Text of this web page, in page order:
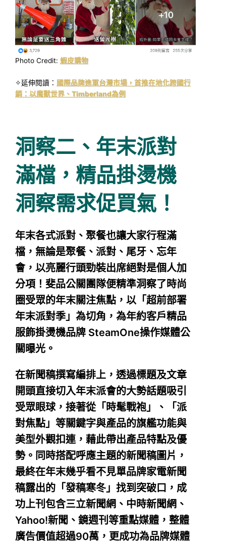
Photo Credit: 蝦皮購物
✧延伸閱讀： 國際品牌進軍台灣市場，首推在地化跨國行
銷：以魔獸世界、Timberland為例
洞察二、年末派對
滿檔，精品掛燙機
洞察需求促買氣！
年末各式派對、聚餐也讓大家行程滿
檔，無論是聚餐、派對、尾牙、忘年
會，以亮麗行頭勁裝出席絕對是個人加
分項！斐品公關團隊便精準洞察了時尚
圈受眾的年末關注焦點，以「超前部署
年末派對季」為切角，為年約客戶精品
服飾掛燙機品牌 SteamOne操作媒體公
關曝光。
在新聞稿撰寫編排上，透過標題及文章
開頭直接切入年末派會的大勢話題吸引
受眾眼球，接著從「時髦戰袍」、「派
對焦點」等關鍵字與產品的旗艦功能與
美型外觀扣連，藉此帶出產品特點及優
勢。同時搭配呼應主題的新聞稿圖片，
最終在年末幾乎看不見單品牌家電新聞
稿露出的「發稿寒冬」找到突破口，成
功上刊包含三立新聞網、中時新聞網、
Yahoo!新聞、鏡週刊等重點媒體，整體
廣告價值超過90萬，更成功為品牌媒體